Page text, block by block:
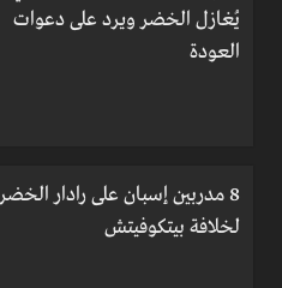
يُغازل الخضر ويرد على دعوات
العودة
8 مدربين إسبان على رادار الخضر
لخلافة بيتكوفيتش